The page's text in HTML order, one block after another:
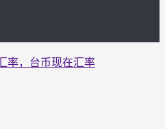
率，台币现在汇率